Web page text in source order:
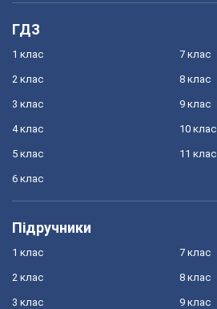
ГДЗ
1 клас
2 клас
3 клас
4 клас
5 клас
6 клас
7 клас
8 клас
9 клас
10 клас
11 клас
Підручники
1 клас
2 клас
3 клас
7 клас
8 клас
9 клас